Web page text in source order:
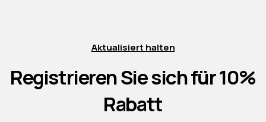
Aktualisiert halten
Registrieren Sie sich für 10%
Rabatt